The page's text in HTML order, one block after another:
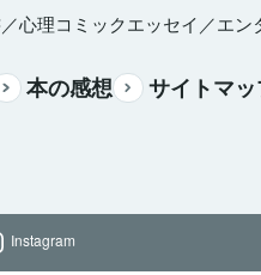
心理コミックエッセイ／エン
本の感想 サイトマ
Instagram